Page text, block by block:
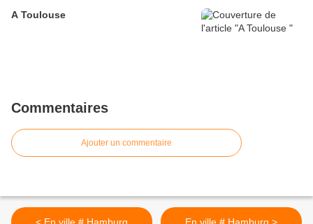
A Toulouse
Commentaires
Ajouter un commentaire